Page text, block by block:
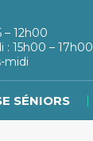
– 12h00
: 15h00 – 17h00
midi
SÉNIORS